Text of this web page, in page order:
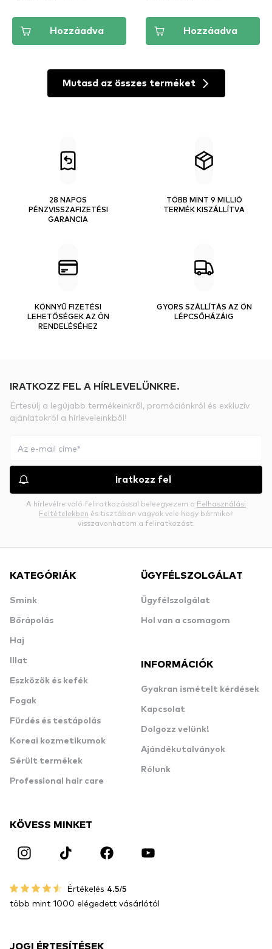
Hozzáadva Hozzáadva
Mutasd az összes terméket
28 NAPOS
PÉNZVISSZAFIZETÉSI
GARANCIA
TÖBB MINT 9 MILLIÓ
TERMÉK KISZÁLLÍTVA
KÖNNYŰ FIZETÉSI
LEHETŐSÉGEK AZ ÖN
RENDELÉSÉHEZ
GYORS SZÁLLÍTÁS AZ ÖN
LÉPCSŐHÁZÁIG
IRATKOZZ FEL A HÍRLEVELÜNKRE.
Értesülj a legújabb termékeinkről, promóciónkról és exkluzív
ajánlatokról a hírleveleinkből!
Iratkozz fel
A hírlevélre való feliratkozással beleegyezem a Felhasználási
Feltételekben és tisztában vagyok vele hogy bármikor
visszavonhatom a feliratkozást.
KATEGÓRIÁK
Smink
Bőrápolás
Haj
Illat
Eszközök és kefék
Fogak
Fürdés és testápolás
Koreai kozmetikumok
Sérült termékek
Professional hair care
ÜGYFÉLSZOLGÁLAT
Ügyfélszolgálat
Hol van a csomagom
INFORMÁCIÓK
Gyakran ismételt kérdések
Kapcsolat
Dolgozz velünk!
Ajándékutalványok
Rólunk
KÖVESS MINKET
Értékelés 4.5/5
több mint 1000 elégedett vásárlótól
JOGI ÉRTESÍTÉSEK